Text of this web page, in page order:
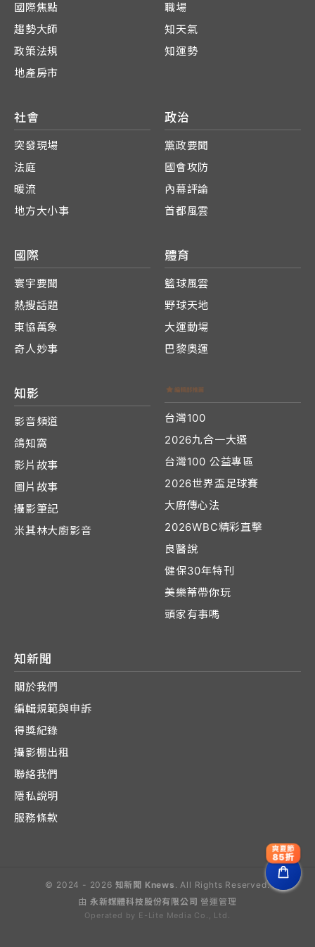
國際焦點
趨勢大師
政策法規
地產房市
職場
知天氣
知運勢
社會
突發現場
法庭
暖流
地方大小事
政治
黨政要聞
國會攻防
內幕評論
首都風雲
國際
寰宇要聞
熱搜話題
東協萬象
奇人妙事
體育
籃球風雲
野球天地
大運動場
巴黎奧運
知影
影音頻道
鴿知窩
影片故事
圖片故事
攝影筆記
米其林大廚影音
台灣100
2026九合一大選
台灣100 公益專區
2026世界盃足球賽
大廚傳心法
2026WBC精彩直擊
良醫說
健保30年特刊
美樂蒂帶你玩
頭家有事嗎
知新聞
關於我們
編輯規範與申訴
得獎紀錄
攝影棚出租
聯絡我們
隱私說明
服務條款
© 2024 - 2026 知新聞 Knews . All Rights Reserved.
由 永新媒體科技股份有限公司 營運管理
Operated by E-Lite Media Co., Ltd.
爽夏節
85折